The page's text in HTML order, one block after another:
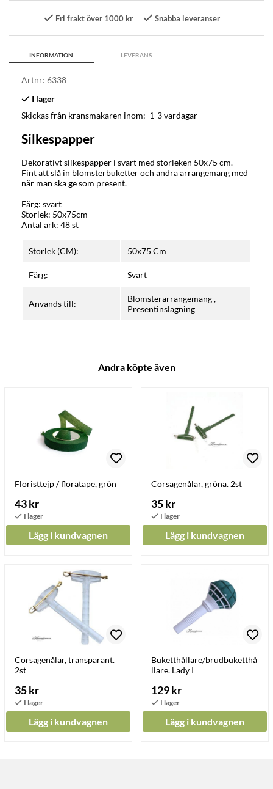
Fri frakt över 1000 kr Snabba leveranser
INFORMATION LEVERANS
Artnr: 6338
Skickas från kransmakaren inom: 1-3 vardagar
Silkespapper
Dekorativt silkespapper i svart med storleken 50x75 cm.
Fint att slå in blomsterbuketter och andra arrangemang med
när man ska ge som present.
Färg: svart
Storlek: 50x75cm
Antal ark: 48 st
Storlek (CM): 50x75 Cm
Färg: Svart
Används till: Blomsterarrangemang,
Presentinslagning
Andra köpte även
Floristtejp / floratape, grön
43 kr
Lägg i kundvagnen
Corsagenålar, gröna. 2st
35 kr
Lägg i kundvagnen
Corsagenålar, transparant.
2st
35 kr
Lägg i kundvagnen
Buketthållare/brudbuketthå
llare. Lady I
129 kr
Lägg i kundvagnen